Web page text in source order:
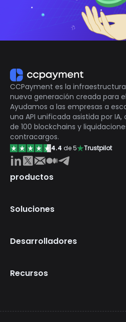
CCPayment es la
nueva generación creada para
Ayudamos a las empresas a
una API unificada asistida por
de 100 blockchains y
contracargos.
4.4 de 5 Trustpilot
productos
Soluciones
Desarrolladores
Recursos